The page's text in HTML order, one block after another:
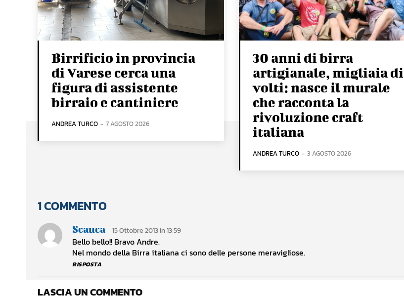
Birrificio in provincia
di Varese cerca una
figura di assistente
birraio e cantiniere
ANDREA TURCO - 7 AGOSTO 2026
30 anni di birra
artigianale, migliaia di
volti: nasce il murale
che racconta la
rivoluzione craft
italiana
ANDREA TURCO - 3 AGOSTO 2026
1 COMMENTO
Scauca 15 Ottobre 2013 In 13:59
Bello bello!! Bravo Andre.
Nel mondo della Birra italiana ci sono delle persone meravigliose.
RISPOSTA
LASCIA UN COMMENTO